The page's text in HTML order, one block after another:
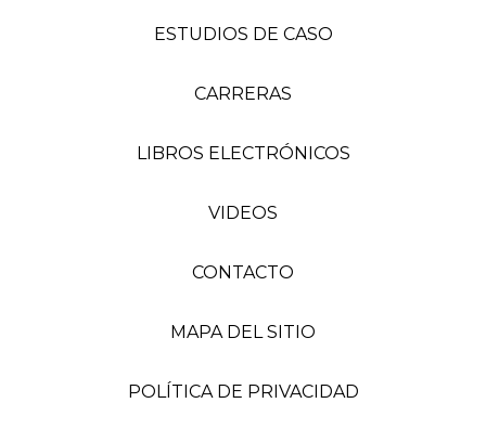
ESTUDIOS DE CASO
CARRERAS
LIBROS ELECTRÓNICOS
VIDEOS
CONTACTO
MAPA DEL SITIO
POLÍTICA DE PRIVACIDAD